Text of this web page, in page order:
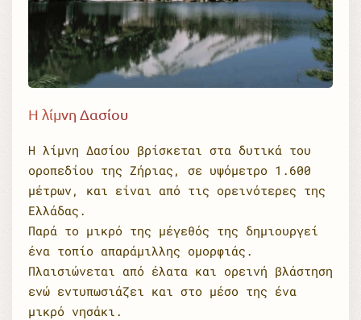
Η λίμνη Δασίου
Η λίμνη Δασίου βρίσκεται στα δυτικά του
οροπεδίου της Ζήριας, σε υψόμετρο 1.600
μέτρων, και είναι από τις ορεινότερες της
Ελλάδας.
Παρά το μικρό της μέγεθός της δημιουργεί
ένα τοπίο απαράμιλλης ομορφιάς.
Πλαισιώνεται από έλατα και ορεινή βλάστηση
ενώ εντυπωσιάζει και στο μέσο της ένα
μικρό νησάκι.